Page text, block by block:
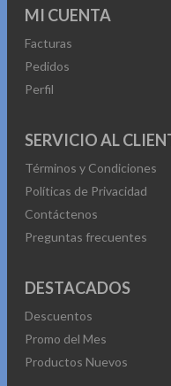
MI CUENTA
Facturas
Pedidos
Perfil
SERVICIO AL
Términos y Condiciones
Políticas de Privacidad
Contáctenos
Preguntas frecuentes
DESTACADOS
Descuentos
Promo del Mes
Productos Nuevos